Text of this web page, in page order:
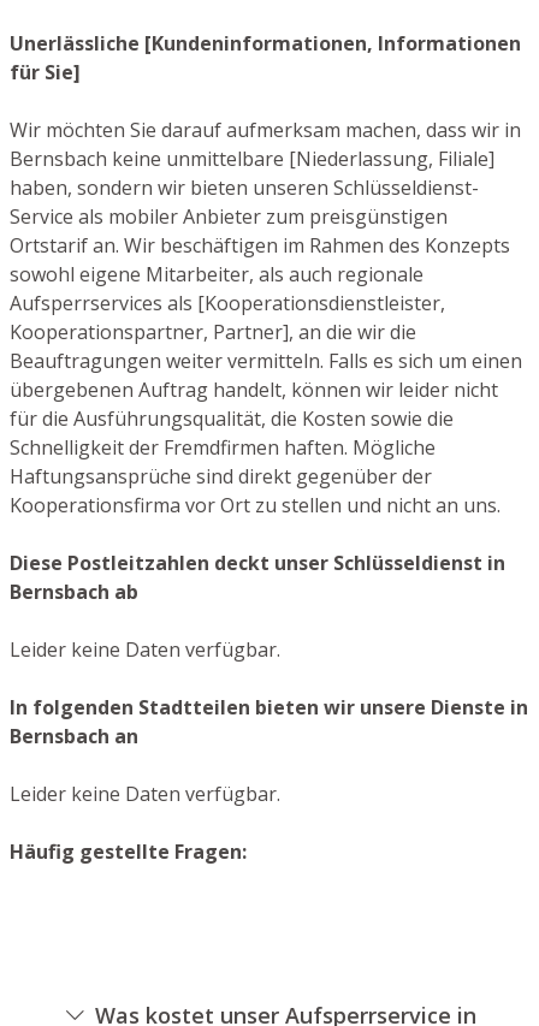
Unerlässliche [Kundeninformationen, Informationen
für Sie]
Wir möchten Sie darauf aufmerksam machen, dass wir in
Bernsbach keine unmittelbare [Niederlassung, Filiale]
haben, sondern wir bieten unseren Schlüsseldienst-
Service als mobiler Anbieter zum preisgünstigen
Ortstarif an. Wir beschäftigen im Rahmen des Konzepts
sowohl eigene Mitarbeiter, als auch regionale
Aufsperrservices als [Kooperationsdienstleister,
Kooperationspartner, Partner], an die wir die
Beauftragungen weiter vermitteln. Falls es sich um einen
übergebenen Auftrag handelt, können wir leider nicht
für die Ausführungsqualität, die Kosten sowie die
Schnelligkeit der Fremdfirmen haften. Mögliche
Haftungsansprüche sind direkt gegenüber der
Kooperationsfirma vor Ort zu stellen und nicht an uns.
Diese Postleitzahlen deckt unser Schlüsseldienst in
Bernsbach ab
Leider keine Daten verfügbar.
In folgenden Stadtteilen bieten wir unsere Dienste in
Bernsbach an
Leider keine Daten verfügbar.
Häufig gestellte Fragen:
Was kostet unser Aufsperrservice in